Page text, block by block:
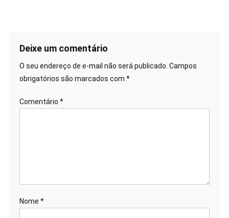
Deixe um comentário
O seu endereço de e-mail não será publicado. Campos
obrigatórios são marcados com *
Comentário *
Nome *